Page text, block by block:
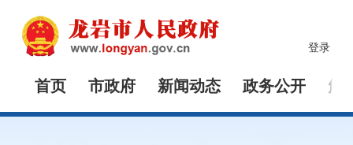
登录
首页 市政府 新闻动态 政务公开 解